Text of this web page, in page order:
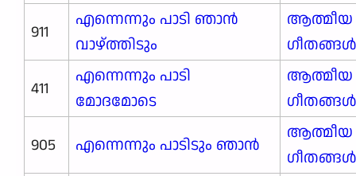
911
എന്നെന്നും പാടി ഞാൻ
വാഴ്ത്തിടും
ആത്മീയ
ഗീതങ്ങൾ
411
എന്നെന്നും പാടി
മോദമോടെ
ആത്മീയ
ഗീതങ്ങൾ
905
എന്നെന്നും പാടിടും ഞാൻ
ആത്മീയ
ഗീതങ്ങൾ